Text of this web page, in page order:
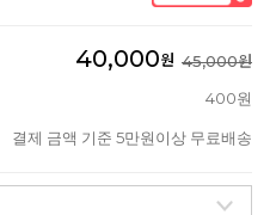
40,000원 45,000원
400원
결제 금액 기준 5만원이상 무료배송